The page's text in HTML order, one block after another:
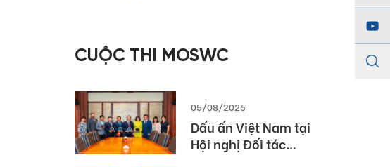
2026
CUỘC THI MOSWC
05/08/2026
Dấu ấn Việt Nam tại
Hội nghị Đối tác